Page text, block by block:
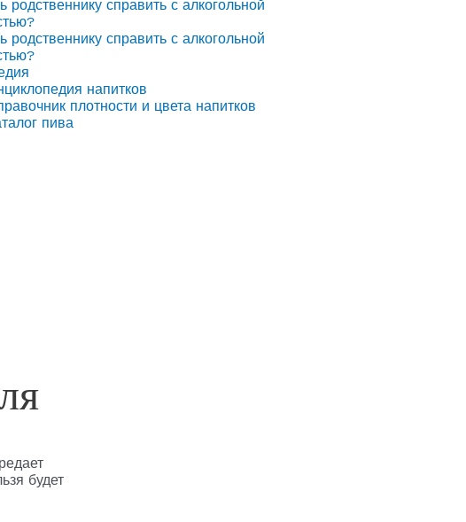
родственнику справить с алкогольной
родственнику справить с алкогольной
напитков
плотности и цвета напитков
пива
будет